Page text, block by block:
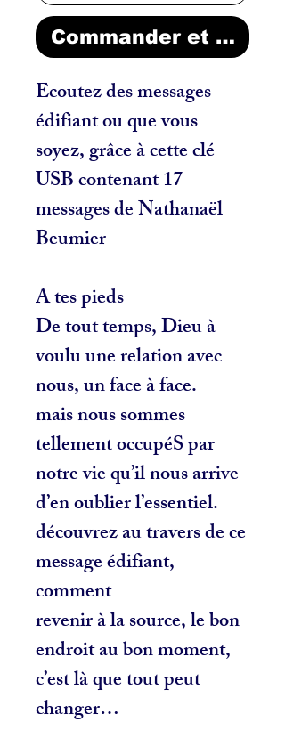
Commander et payer
Ecoutez des messages
édifiant ou que vous
soyez, grâce à cette clé
USB contenant 17
messages de Nathanaël
Beumier
A tes pieds
De tout temps, Dieu à
voulu une relation avec
nous, un face à face.
mais nous sommes
tellement occupéS par
notre vie qu’il nous arrive
d’en oublier l’essentiel.
découvrez au travers de ce
message édifiant,
comment
revenir à la source, le bon
endroit au bon moment,
c’est là que tout peut
changer…